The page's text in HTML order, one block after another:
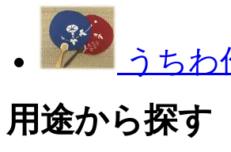
うち
用途から探す